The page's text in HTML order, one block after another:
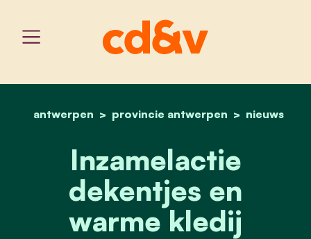
home
antwerpen provincie antwerpen nieuws
inzamelactie dekentjes
Inzamelactie
dekentjes en
warme kledij